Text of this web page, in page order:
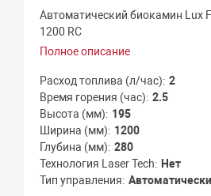
Автоматический биокамин Lux
1200 RC
Полное описание
Расход топлива (л/час) 2
Время горения (час) 2.5
Высота (мм)
195
Ширина (мм)
1200
Глубина (мм) 280
Технология Laser Tech
Нет
Тип управления